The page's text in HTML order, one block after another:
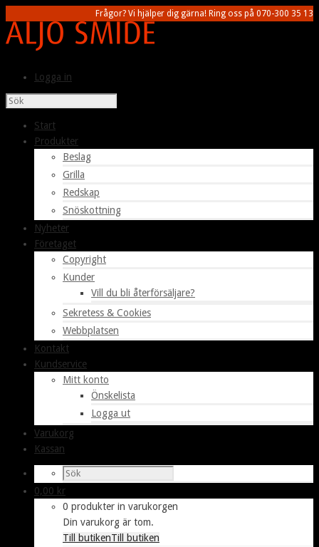
Frågor? Vi hjälper dig gärna! Ring oss på 070-300 35 13
Logga in
Start
Produkter
Beslag
Grilla
Redskap
Snöskottning
Nyheter
Företaget
Copyright
Kunder
Vill du bli återförsäljare?
Sekretess & Cookies
Webbplatsen
Kontakt
Kundservice
Mitt konto
Önskelista
Logga ut
Varukorg
Kassan
0,00 kr
0 produkter in varukorgen
Din varukorg är tom.
Till butikenTill butiken